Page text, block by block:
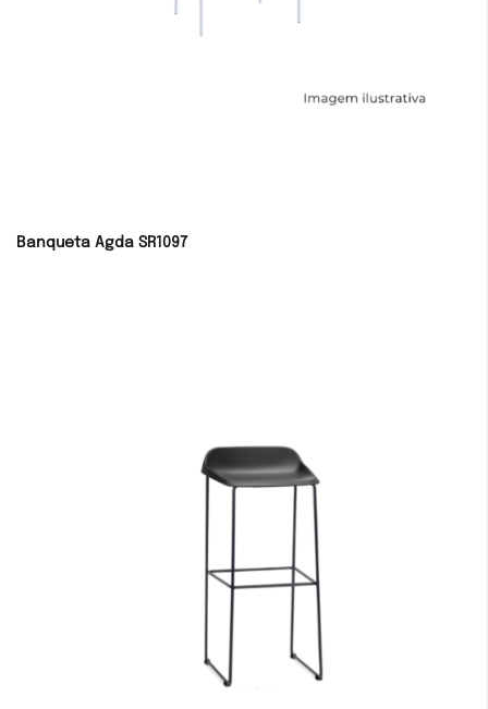
Banqueta Agda SR1097